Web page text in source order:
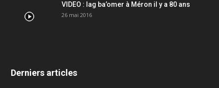
VIDEO : lag ba’omer à Méron il y a 80 ans
26 mai 2016
Derniers articles